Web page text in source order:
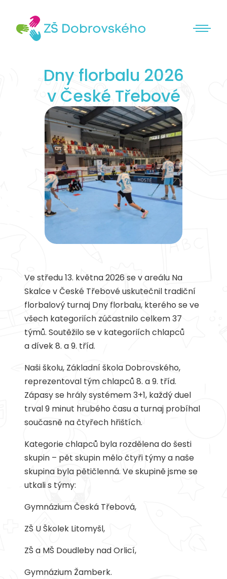
Dny florbalu 2026
v České Třebové
Ve středu 13. května 2026 se v areálu Na
Skalce v České Třebové uskutečnil tradiční
florbalový turnaj Dny florbalu, kterého se ve
všech kategoriích zúčastnilo celkem 37
týmů. Soutěžilo se v kategoriích chlapců
a dívek 8. a 9. tříd.
Naši školu, Základní škola Dobrovského,
reprezentoval tým chlapců 8. a 9. tříd.
Zápasy se hrály systémem 3+1, každý duel
trval 9 minut hrubého času a turnaj probíhal
současně na čtyřech hřištích.
Kategorie chlapců byla rozdělena do šesti
skupin – pět skupin mělo čtyři týmy a naše
skupina byla pětičlenná. Ve skupině jsme se
utkali s týmy:
Gymnázium Česká Třebová,
ZŠ U Školek Litomyšl,
ZŠ a MŠ Doudleby nad Orlicí,
Gymnázium Žamberk.